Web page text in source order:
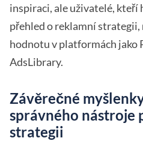
inspiraci, ale uživatelé, kteří
přehled o reklamní
hodnotu v platformách jako
AdsLibrary.
Závěrečné
správného nástroje
strategii